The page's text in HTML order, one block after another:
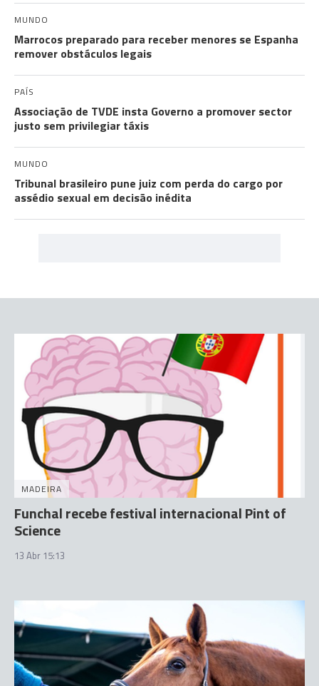
MUNDO
Marrocos preparado para receber menores se Espanha
remover obstáculos legais
PAÍS
Associação de TVDE insta Governo a promover sector
justo sem privilegiar táxis
MUNDO
Tribunal brasileiro pune juiz com perda do cargo por
assédio sexual em decisão inédita
MADEIRA
Funchal recebe festival internacional Pint of
Science
13 Abr 15:13